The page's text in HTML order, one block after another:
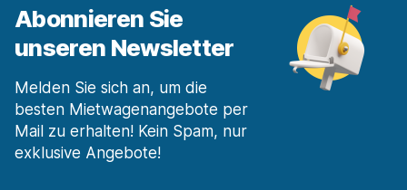
Abonnieren Sie
unseren Newsletter
Melden Sie sich an, um die
besten Mietwagenangebote per
Mail zu erhalten! Kein Spam, nur
exklusive Angebote!